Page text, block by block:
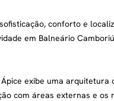
conforto e
em Balneário
exibe uma
com áreas externas e